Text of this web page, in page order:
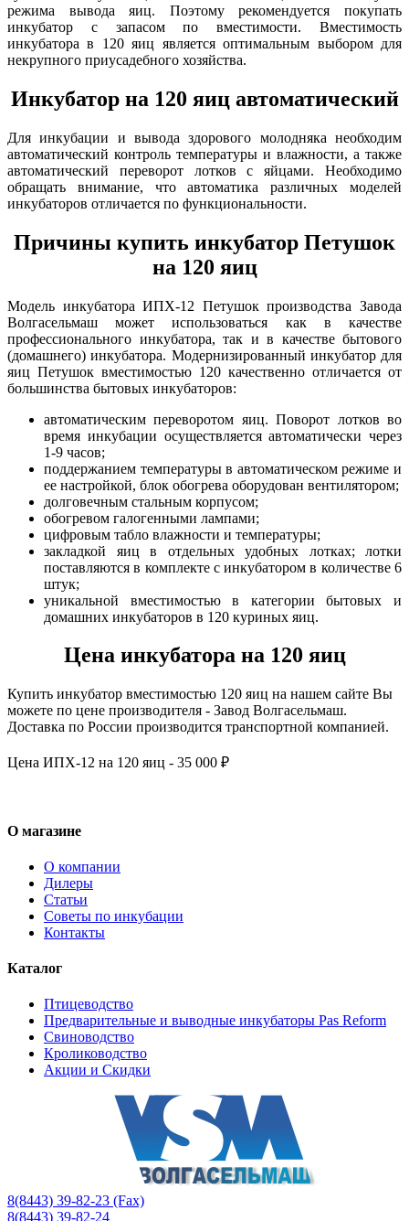
режима вывода яиц. Поэтому рекомендуется покупать
инкубатор с запасом по вместимости. Вместимость
инкубатора в 120 яиц является оптимальным выбором для
некрупного приусадебного хозяйства.
Инкубатор на 120 яиц автоматический
Для инкубации и вывода здорового молодняка необходим
автоматический контроль температуры и влажности, а также
автоматический переворот лотков с яйцами. Необходимо
обращать внимание, что автоматика различных моделей
инкубаторов отличается по функциональности.
Причины купить инкубатор Петушок
на 120 яиц
Модель инкубатора ИПХ-12 Петушок производства Завода
Волгасельмаш может использоваться как в качестве
профессионального инкубатора, так и в качестве бытового
(домашнего) инкубатора. Модернизированный инкубатор для
яиц Петушок вместимостью 120 качественно отличается от
большинства бытовых инкубаторов:
автоматическим переворотом яиц. Поворот лотков во
время инкубации осуществляется автоматически через
1-9 часов;
поддержанием температуры в автоматическом режиме и
ее настройкой, блок обогрева оборудован вентилятором;
долговечным стальным корпусом;
обогревом галогенными лампами;
цифровым табло влажности и температуры;
закладкой яиц в отдельных удобных лотках; лотки
поставляются в комплекте с инкубатором в количестве 6
штук;
уникальной вместимостью в категории бытовых и
домашних инкубаторов в 120 куриных яиц.
Цена инкубатора на 120 яиц
Купить инкубатор вместимостью 120 яиц на нашем сайте Вы
можете по цене производителя - Завод Волгасельмаш.
Доставка по России производится транспортной компанией.
Цена ИПХ-12 на 120 яиц - 35 000 ₽
О магазине
О компании
Дилеры
Статьи
Советы по инкубации
Контакты
Каталог
Птицеводство
Предварительные и выводные инкубаторы Pas Reform
Свиноводство
Кролиководство
Акции и Скидки
8(8443) 39-82-23 (Fax)
8(8443) 39-82-24